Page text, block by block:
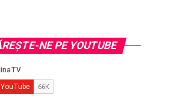
NE PE YOUTUBE